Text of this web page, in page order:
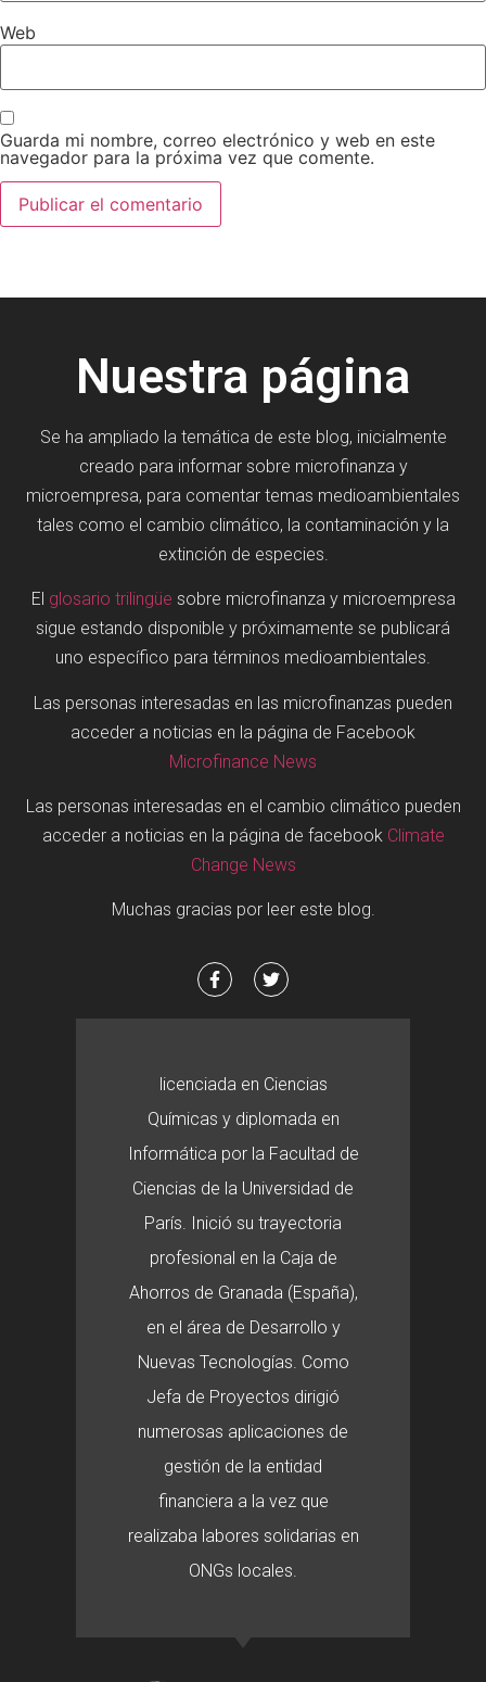
Web
Guarda mi nombre, correo electrónico y web en este
navegador para la próxima vez que comente.
Nuestra página
Se ha ampliado la temática de este blog, inicialmente
creado para informar sobre microfinanza y
microempresa, para comentar temas medioambientales
tales como el cambio climático, la contaminación y la
extinción de especies.
El glosario trilingüe sobre microfinanza y microempresa
sigue estando disponible y próximamente se publicará
uno específico para términos medioambientales.
Las personas interesadas en las microfinanzas pueden
acceder a noticias en la página de Facebook
Microfinance News
Las personas interesadas en el cambio climático pueden
acceder a noticias en la página de facebook Climate
Change News
Muchas gracias por leer este blog.
licenciada en Ciencias
Químicas y diplomada en
Informática por la Facultad de
Ciencias de la Universidad de
París. Inició su trayectoria
profesional en la Caja de
Ahorros de Granada (España),
en el área de Desarrollo y
Nuevas Tecnologías. Como
Jefa de Proyectos dirigió
numerosas aplicaciones de
gestión de la entidad
financiera a la vez que
realizaba labores solidarias en
ONGs locales.